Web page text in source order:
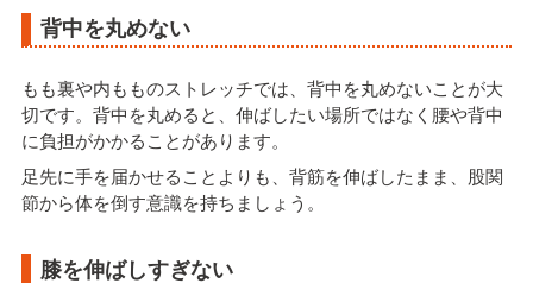
背中を丸めない
もも裏や内もものストレッチでは、背中を丸めないことが大
切です。背中を丸めると、伸ばしたい場所ではなく腰や背中
に負担がかかることがあります。
足先に手を届かせることよりも、背筋を伸ばしたまま、股関
節から体を倒す意識を持ちましょう。
膝を伸ばしすぎない